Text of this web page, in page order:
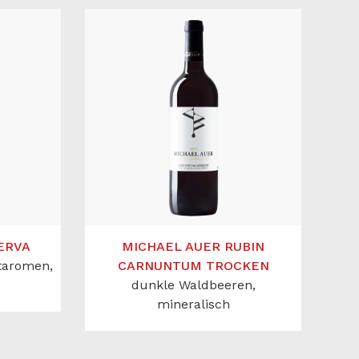
MICHAEL AUER RUBIN
CARNUNTUM TROCKEN
dunkle Waldbeeren,
mineralisch